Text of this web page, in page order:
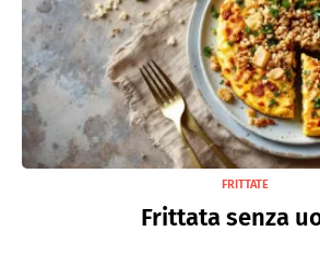
FRITTATE
Frittata senza